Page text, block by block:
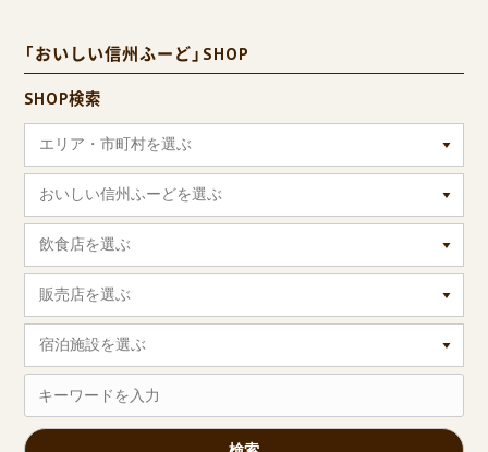
「おいしい信州ふーど」SHOP
SHOP検索
エリア・市町村を選ぶ
おいしい信州ふーどを選ぶ
飲食店を選ぶ
販売店を選ぶ
宿泊施設を選ぶ